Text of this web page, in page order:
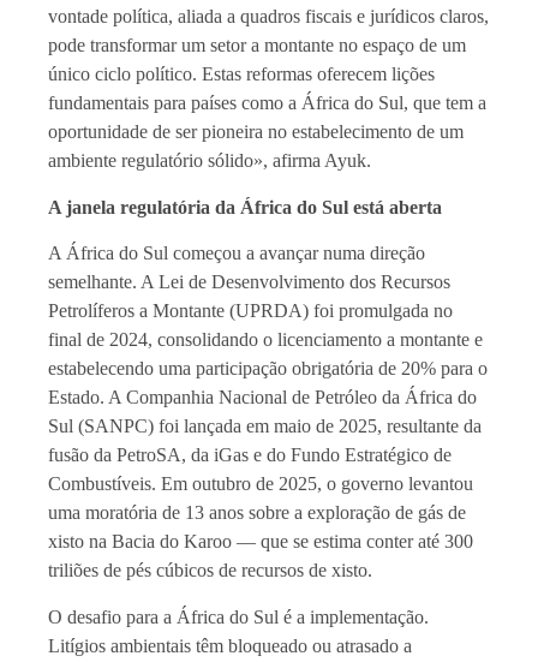
vontade política, aliada a quadros fiscais e jurídicos claros,
pode transformar um setor a montante no espaço de um
único ciclo político. Estas reformas oferecem lições
fundamentais para países como a África do Sul, que tem a
oportunidade de ser pioneira no estabelecimento de um
ambiente regulatório sólido», afirma Ayuk.
A janela regulatória da África do Sul está aberta
A África do Sul começou a avançar numa direção
semelhante. A Lei de Desenvolvimento dos Recursos
Petrolíferos a Montante (UPRDA) foi promulgada no
final de 2024, consolidando o licenciamento a montante e
estabelecendo uma participação obrigatória de 20% para o
Estado. A Companhia Nacional de Petróleo da África do
Sul (SANPC) foi lançada em maio de 2025, resultante da
fusão da PetroSA, da iGas e do Fundo Estratégico de
Combustíveis. Em outubro de 2025, o governo levantou
uma moratória de 13 anos sobre a exploração de gás de
xisto na Bacia do Karoo — que se estima conter até 300
triliões de pés cúbicos de recursos de xisto.
O desafio para a África do Sul é a implementação.
Litígios ambientais têm bloqueado ou atrasado a